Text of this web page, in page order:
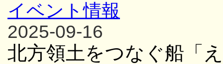
イベント情報
2025-09-16
北方領土をつなぐ船「